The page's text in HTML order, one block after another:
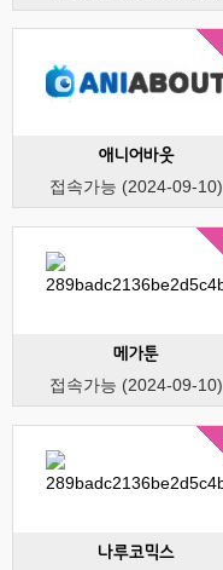
애니어바웃
접속가능 (2024-09-10)
메가툰
접속가능 (2024-09-10)
나루코믹스